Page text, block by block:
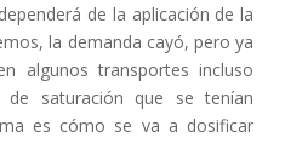
de la aplicación de la
la demanda cayó, pero ya
algunos transportes incluso
saturación que se tenían
es cómo se va a dosificar